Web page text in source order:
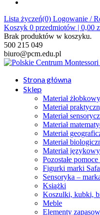
Lista życzeń(0) Logowanie /
Koszyk 0 przedmiotów | 0,00
Brak produktów w koszyku.
500 215 049
biuro@pcm.edu.pl
Strona główna
Sklep
Materiał
Materiał
Materiał
Materiał
Materiał
Materiał
Materiał
Pozostałe
Figurki marki
Sensoryka –
Książki
Koszulki, kubki,
Meble
Elementy